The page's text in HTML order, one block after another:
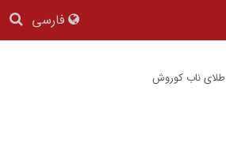
فارسی
طلای ناب کوروش